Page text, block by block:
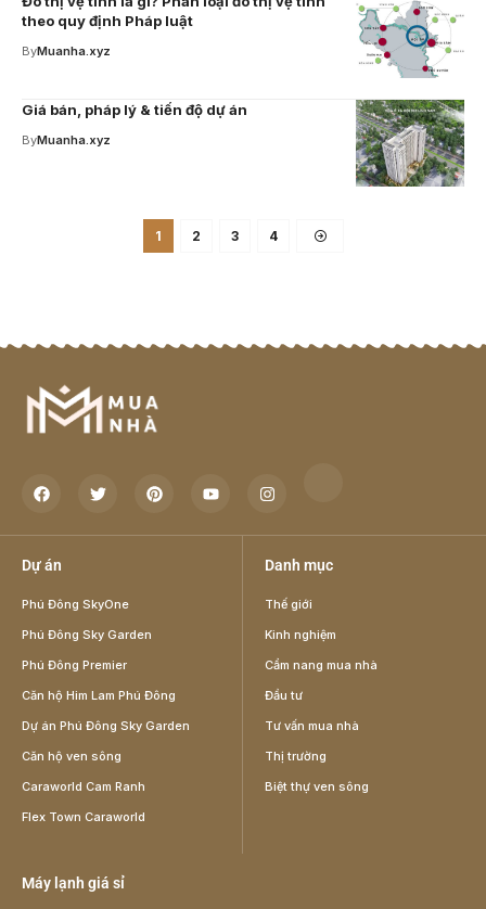
theo quy định Pháp luật
ByMuanha.xyz
Giá bán, pháp lý & tiến độ dự án
ByMuanha.xyz
1 2 3 4
Dự án
Phú Đông SkyOne
Phú Đông Sky Garden
Phú Đông Premier
Căn hộ Him Lam Phú Đông
Dự án Phú Đông Sky Garden
Căn hộ ven sông
Caraworld Cam Ranh
Flex Town Caraworld
Danh mục
Thế giới
Kinh nghiệm
Cẩm nang mua nhà
Đầu tư
Tư vấn mua nhà
Thị trường
Biệt thự ven sông
Máy lạnh giá sỉ